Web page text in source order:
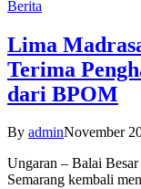
Berita
Lima
Terima
dari BPOM
By adminNovember
Ungaran – Balai
Semarang kembali